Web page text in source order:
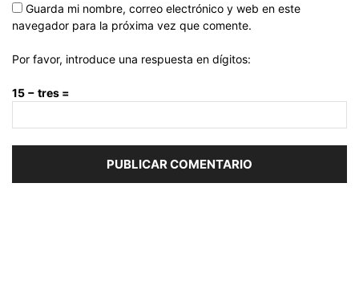
Guarda mi nombre, correo electrónico y web en este
navegador para la próxima vez que comente.
Por favor, introduce una respuesta en dígitos:
15 − tres =